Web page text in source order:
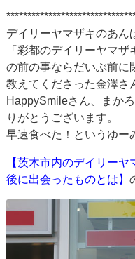
デイリーヤマザキのあん
「彩都のデイリーヤマ
の前の事ならだいぶ前に
教えてくださった金澤さ
HappySmileさん、まか
りがとうございます。
早速食べた！というゆー
【茨木市内のデイリー
後に出会ったものとは】